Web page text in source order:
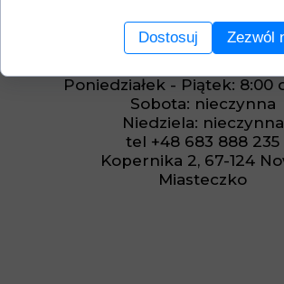
Poniedziałek - Piątek: 8:00
Sobota: nieczynna
Niedziela: nieczynna
tel +48 683 888 235
Kopernika 2, 67-124
Miasteczko
Przychodnia
godzinach
Dostosuj Zezwól